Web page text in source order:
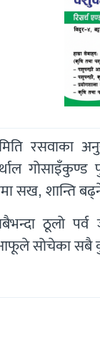
रसवाका
सख, शान्ति
ठूलो
सोचेका सबै